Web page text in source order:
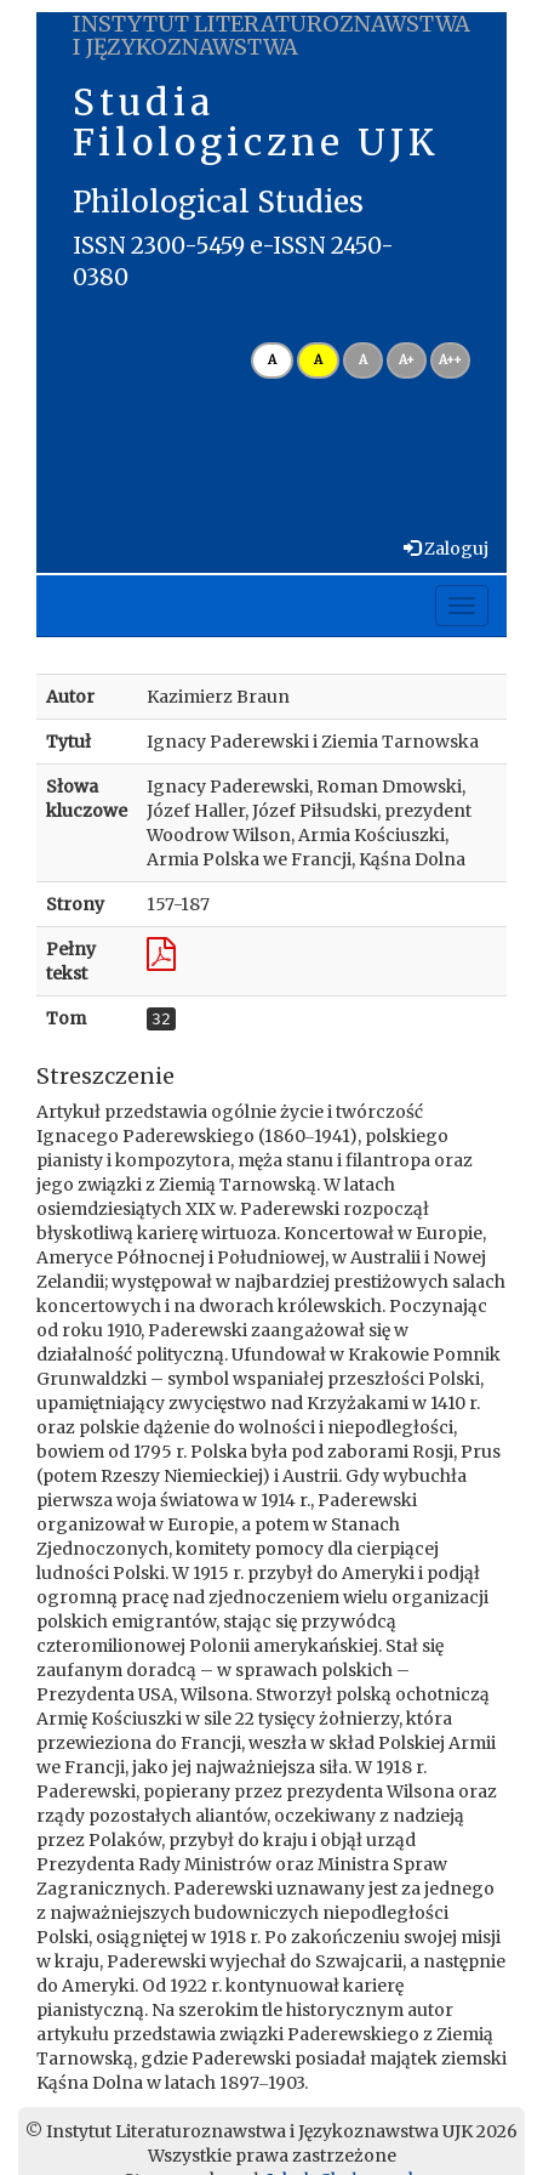
INSTYTUT LITERATUROZNAWSTWA
I JĘZYKOZNAWSTWA
Studia
Filologiczne UJK
Philological Studies
ISSN 2300-5459 e-ISSN 2450-
0380
A A A A+ A++
Zaloguj
Toggle
Autor Kazimierz Braun
Tytuł Ignacy Paderewski i Ziemia Tarnowska
Słowa
kluczowe
Ignacy Paderewski, Roman Dmowski,
Józef Haller, Józef Piłsudski, prezydent
Woodrow Wilson, Armia Kościuszki,
Armia Polska we Francji, Kąśna Dolna
Strony 157-187
Pełny
tekst
Tom 32
Streszczenie
Artykuł przedstawia ogólnie życie i twórczość
Ignacego Paderewskiego (1860‒1941), polskiego
pianisty i kompozytora, męża stanu i filantropa oraz
jego związki z Ziemią Tarnowską. W latach
osiemdziesiątych XIX w. Paderewski rozpoczął
błyskotliwą karierę wirtuoza. Koncertował w Europie,
Ameryce Północnej i Południowej, w Australii i Nowej
Zelandii; występował w najbardziej prestiżowych salach
koncertowych i na dworach królewskich. Poczynając
od roku 1910, Paderewski zaangażował się w
działalność polityczną. Ufundował w Krakowie Pomnik
Grunwaldzki – symbol wspaniałej przeszłości Polski,
upamiętniający zwycięstwo nad Krzyżakami w 1410 r.
oraz polskie dążenie do wolności i niepodległości,
bowiem od 1795 r. Polska była pod zaborami Rosji, Prus
(potem Rzeszy Niemieckiej) i Austrii. Gdy wybuchła
pierwsza woja światowa w 1914 r., Paderewski
organizował w Europie, a potem w Stanach
Zjednoczonych, komitety pomocy dla cierpiącej
ludności Polski. W 1915 r. przybył do Ameryki i podjął
ogromną pracę nad zjednoczeniem wielu organizacji
polskich emigrantów, stając się przywódcą
czteromilionowej Polonii amerykańskiej. Stał się
zaufanym doradcą – w sprawach polskich –
Prezydenta USA, Wilsona. Stworzył polską ochotniczą
Armię Kościuszki w sile 22 tysięcy żołnierzy, która
przewieziona do Francji, weszła w skład Polskiej Armii
we Francji, jako jej najważniejsza siła. W 1918 r.
Paderewski, popierany przez prezydenta Wilsona oraz
rządy pozostałych aliantów, oczekiwany z nadzieją
przez Polaków, przybył do kraju i objął urząd
Prezydenta Rady Ministrów oraz Ministra Spraw
Zagranicznych. Paderewski uznawany jest za jednego
z najważniejszych budowniczych niepodległości
Polski, osiągniętej w 1918 r. Po zakończeniu swojej misji
w kraju, Paderewski wyjechał do Szwajcarii, a następnie
do Ameryki. Od 1922 r. kontynuował karierę
pianistyczną. Na szerokim tle historycznym autor
artykułu przedstawia związki Paderewskiego z Ziemią
Tarnowską, gdzie Paderewski posiadał majątek ziemski
Kąśna Dolna w latach 1897‒1903.
© Instytut Literaturoznawstwa i Językoznawstwa UJK 2026
Wszystkie prawa zastrzeżone